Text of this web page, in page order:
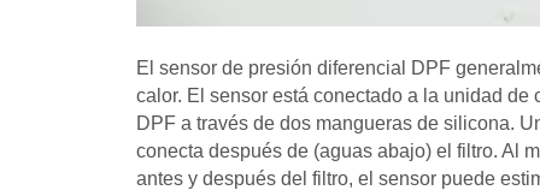
El sensor de presión diferencial DPF
calor. El sensor está conectado a la unidad
DPF a través de dos mangueras de silicona.
conecta después de (aguas abajo) el filtro. Al
antes y después del filtro, el sensor puede